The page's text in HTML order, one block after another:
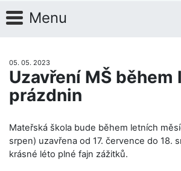
Menu
05. 05. 2023
Uzavření MŠ během
prázdnin
Mateřská škola bude během letních
srpen) uzavřena od 17. července do 18.
krásné léto plné fajn zážitků.